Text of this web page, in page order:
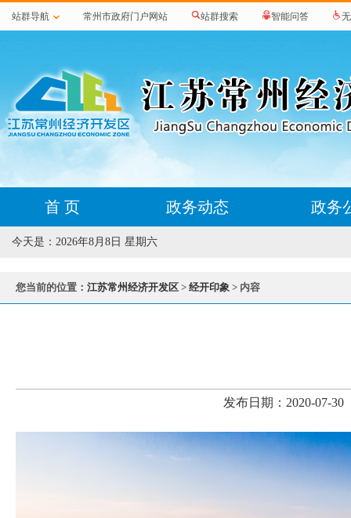
站群导航 常州市政府门户网站 站群搜索 智能问答
首 页 政务动态 政务
今天是： 2026年8月8日 星期六
您当前的位置： 江苏常州经济开发区 > 经开印象 > 内容
发布日期：2020-07-